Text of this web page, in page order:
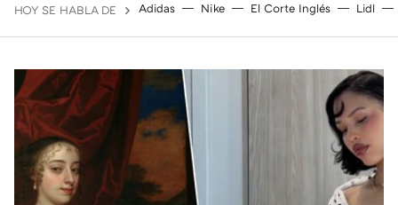
HOY SE HABLA DE Adidas Nike El Corte Inglés Lidl